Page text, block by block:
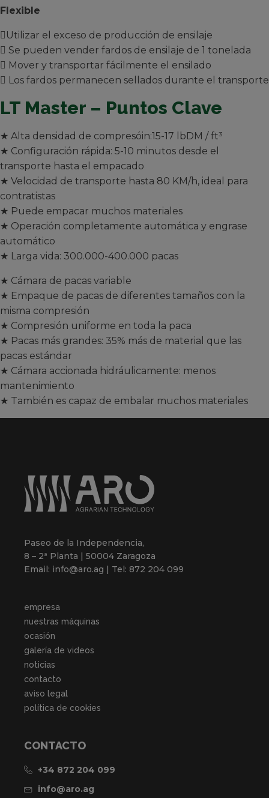
Flexible
Utilizar el exceso de producción de ensilaje
 Se pueden vender fardos de ensilaje de 1 tonelada
 Mover y transportar fácilmente el ensilado
 Los fardos permanecen sellados durante el transporte
LT Master – Puntos Clave
★ Alta densidad de compresóin:15-17 lbDM / ft³
★ Configuración rápida: 5-10 minutos desde el
transporte hasta el empacado
★ Velocidad de transporte hasta 80 KM/h, ideal para
contratistas
★ Puede empacar muchos materiales
★ Operación completamente automática y engrase
automático
★ Larga vida: 300.000-400.000 pacas
★ Cámara de pacas variable
★ Empaque de pacas de diferentes tamaños con la
misma compresión
★ Compresión uniforme en toda la paca
★ Pacas más grandes: 35% más de material que las
pacas estándar
★ Cámara accionada hidráulicamente: menos
mantenimiento
★ También es capaz de embalar muchos materiales
Paseo de la Independencia,
8 – 2ª Planta | 50004 Zaragoza
Email: info@aro.ag | Tel: 872 204 099
empresa
nuestras máquinas
ocasión
galería de videos
noticias
contacto
aviso legal
política de cookies
CONTACTO
+34 872 204 099
info@aro.ag